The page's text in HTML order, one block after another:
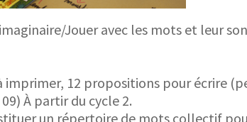
Jouer avec les mots et leur
imprimer, 12 propositions pour écrire
À partir du cycle 2.
un répertoire de mots collectif